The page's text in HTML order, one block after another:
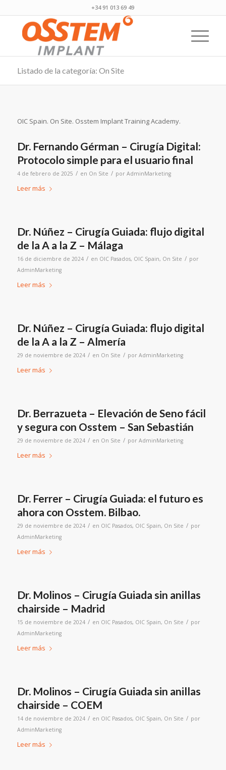
+34 91 013 69 49
Listado de la categoría: On Site
OIC Spain. On Site. Osstem Implant Training Academy.
Dr. Fernando Gérman – Cirugía Digital:
Protocolo simple para el usuario final
4 de febrero de 2025 / en On Site / por AdminMarketing
Leer más
Dr. Núñez – Cirugía Guiada: flujo digital
de la A a la Z – Málaga
16 de diciembre de 2024 / en OIC Pasados, OIC Spain, On Site / por
AdminMarketing
Leer más
Dr. Núñez – Cirugía Guiada: flujo digital
de la A a la Z – Almería
29 de noviembre de 2024 / en On Site / por AdminMarketing
Leer más
Dr. Berrazueta – Elevación de Seno fácil
y segura con Osstem – San Sebastián
29 de noviembre de 2024 / en On Site / por AdminMarketing
Leer más
Dr. Ferrer – Cirugía Guiada: el futuro es
ahora con Osstem. Bilbao.
29 de noviembre de 2024 / en OIC Pasados, OIC Spain, On Site / por
AdminMarketing
Leer más
Dr. Molinos – Cirugía Guiada sin anillas
chairside – Madrid
15 de noviembre de 2024 / en OIC Pasados, OIC Spain, On Site / por
AdminMarketing
Leer más
Dr. Molinos – Cirugía Guiada sin anillas
chairside – COEM
14 de noviembre de 2024 / en OIC Pasados, OIC Spain, On Site / por
AdminMarketing
Leer más